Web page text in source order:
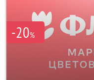
-20%